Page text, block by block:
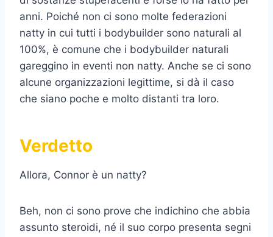
anni. Poiché non ci sono molte federazioni
natty in cui tutti i bodybuilder sono naturali al
100%, è comune che i bodybuilder naturali
gareggino in eventi non natty. Anche se ci sono
alcune organizzazioni legittime, si dà il caso
che siano poche e molto distanti tra loro.
Verdetto
Allora, Connor è un natty?
Beh, non ci sono prove che indichino che abbia
assunto steroidi, né il suo corpo presenta segni